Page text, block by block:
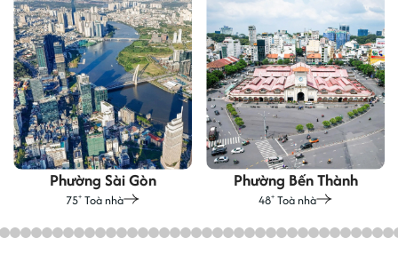
Phường Sài Gòn
75+ Toà nhà
Phường Bến Thành
48+ Toà nhà